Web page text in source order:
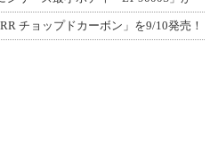
チョップドカーボン」を9/10発売！